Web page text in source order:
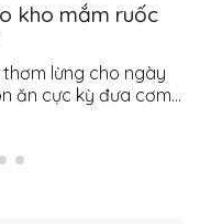
kho mắm ruốc
lừng cho ngày
ăn cực kỳ đưa cơm...